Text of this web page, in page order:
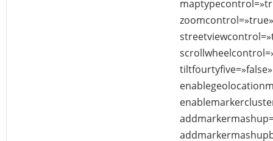
tiltfourtyfive=»false»